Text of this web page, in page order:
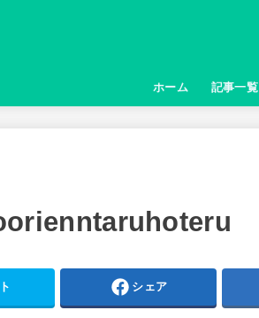
ホーム 記事一覧
シェア